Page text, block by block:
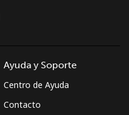
Ayuda y Soporte
Centro de Ayuda
Contacto